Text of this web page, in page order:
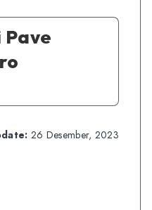
Pave
26 Desember, 2023